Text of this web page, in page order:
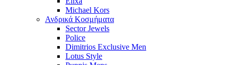
Michael Kors
Ανδρικά Κοσμήματα
Sector Jewels
Police
Dimitrios Exclusive Men
Lotus Style